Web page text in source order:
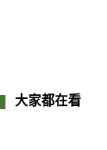
大家都在看